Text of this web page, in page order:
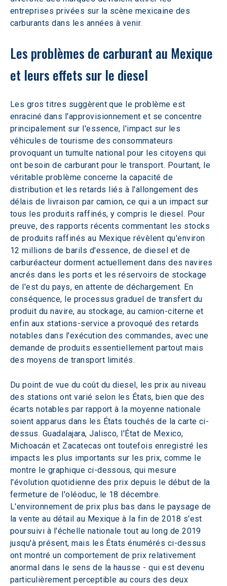
entreprises privées sur la scène mexicaine des
carburants dans les années à venir.
Les problèmes de carburant au Mexique
et leurs effets sur le diesel
Les gros titres suggèrent que le problème est
enraciné dans l'approvisionnement et se concentre
principalement sur l'essence, l'impact sur les
véhicules de tourisme des consommateurs
provoquant un tumulte national pour les citoyens qui
ont besoin de carburant pour le transport. Pourtant, le
véritable problème concerne la capacité de
distribution et les retards liés à l'allongement des
délais de livraison par camion, ce qui a un impact sur
tous les produits raffinés, y compris le diesel. Pour
preuve, des rapports récents commentant les stocks
de produits raffinés au Mexique révèlent qu'environ
12 millions de barils d'essence, de diesel et de
carburéacteur dorment actuellement dans des navires
ancrés dans les ports et les réservoirs de stockage
de l'est du pays, en attente de déchargement. En
conséquence, le processus graduel de transfert du
produit du navire, au stockage, au camion-citerne et
enfin aux stations-service a provoqué des retards
notables dans l'exécution des commandes, avec une
demande de produits essentiellement partout mais
des moyens de transport limités.
Du point de vue du coût du diesel, les prix au niveau
des stations ont varié selon les États, bien que des
écarts notables par rapport à la moyenne nationale
soient apparus dans les États touchés de la carte ci-
dessus. Guadalajara, Jalisco, l'État de Mexico,
Michoacán et Zacatecas ont toutefois enregistré les
impacts les plus importants sur les prix, comme le
montre le graphique ci-dessous, qui mesure
l'évolution quotidienne des prix depuis le début de la
fermeture de l'oléoduc, le 18 décembre.
L'environnement de prix plus bas dans le paysage de
la vente au détail au Mexique à la fin de 2018 s'est
poursuivi à l'échelle nationale tout au long de 2019
jusqu'à présent, mais les États énumérés ci-dessus
ont montré un comportement de prix relativement
anormal dans le sens de la hausse - qui est devenu
particulièrement perceptible au cours des deux